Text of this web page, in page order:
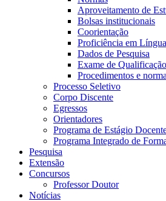
Aproveitamento de
Bolsas institucionais
Coorientação
Proficiência em
Dados de Pesquisa
Exame de Qualificação
Procedimentos e
Processo Seletivo
Corpo Discente
Egressos
Orientadores
Programa de Estágio
Programa Integrado de
Pesquisa
Extensão
Concursos
Professor Doutor
Notícias